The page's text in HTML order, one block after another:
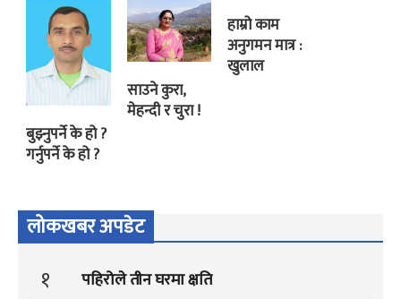
बुझ्नुपर्ने के हो ?
गर्नुपर्ने के हो ?
साउने कुरा,
मेहन्दी र चुरा !
हाम्रो काम
अनुगमन मात्र :
खुलाल
लोकखबर अपडेट
१ पहिरोले तीन घरमा क्षति